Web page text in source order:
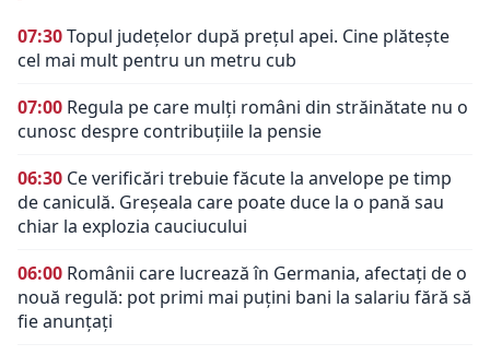
07:30Topul județelor după prețul apei. Cine plătește
cel mai mult pentru un metru cub
07:00 Regula pe care mulți români din străinătate nu o
cunosc despre contribuțiile la pensie
06:30 Ce verificări trebuie făcute la anvelope pe timp
de caniculă. Greșeala care poate duce la o pană sau
chiar la explozia cauciucului
06:00 Românii care lucrează în Germania, afectați de o
nouă regulă: pot primi mai puțini bani la salariu fără să
fie anunțați